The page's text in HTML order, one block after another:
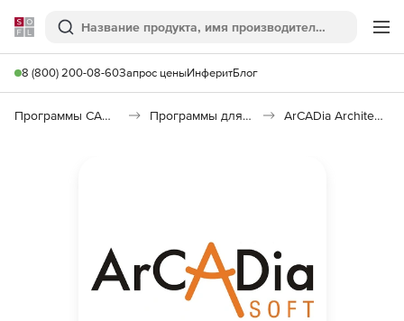
Softline
Поиск
8 (800) 200-08-60Запрос ценыИнферитБлог
Программы САПР и ГИС Программы для архитекторов ArCADia Architecture